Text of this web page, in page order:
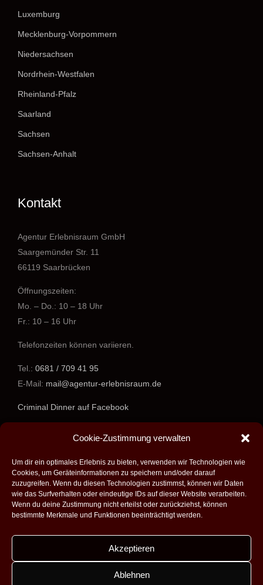
Cookie-Zustimmung verwalten
Um dir ein optimales Erlebnis zu bieten, verwenden wir Technologien wie
Cookies, um Geräteinformationen zu speichern und/oder darauf
zuzugreifen. Wenn du diesen Technologien zustimmst, können wir Daten
wie das Surfverhalten oder eindeutige IDs auf dieser Website verarbeiten.
Wenn du deine Zustimmung nicht erteilst oder zurückziehst, können
bestimmte Merkmale und Funktionen beeinträchtigt werden.
Akzeptieren
Ablehnen
Luxemburg
Mecklenburg-Vorpommern
Niedersachsen
Nordrhein-Westfalen
Rheinland-Pfalz
Saarland
Sachsen
Sachsen-Anhalt
Kontakt
Agentur Erlebnisraum GmbH
Saargemünder Str. 11
66119 Saarbrücken
Öffnungszeiten:
Mo. – Do.: 10 – 18 Uhr
Fr.: 10 – 16 Uhr
Telefonzeiten können variieren.
Tel.: 0681 / 709 41 95
E-Mail: mail@agentur-erlebnisraum.de
Criminal Dinner auf Facebook
Alle Rechte vorbehalten - 2026 -Agentur Erlebnisraum GmbH|
Fabian Theobald - Medienproduktion aus Saarbrücken